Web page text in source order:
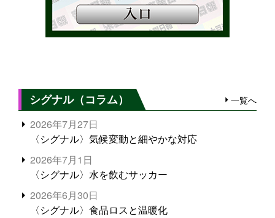
シグナル（コラム） 一覧へ
2026年7月27日
〈シグナル〉気候変動と細やかな対応
2026年7月1日
〈シグナル〉水を飲むサッカー
2026年6月30日
〈シグナル〉食品ロスと温暖化